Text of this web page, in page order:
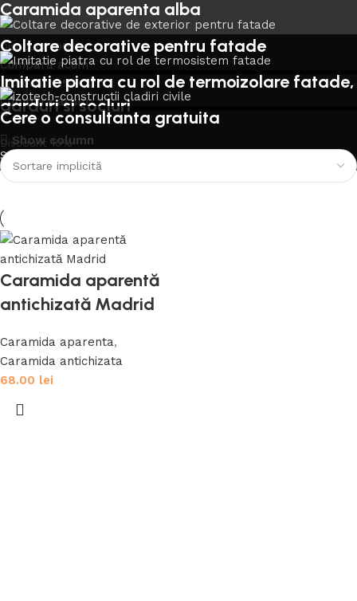
Caramida aparenta alba
Discount 10%
Cumpara acum
Coltare decorative pentru fatade
Discount 10%
Cumpara acum
Imitatie piatra cu rol de termoizolare fatade,
garduri si socluri
Discount 10%
Cumpara acum
Cere o consultanta gratuita
Servicii
Show column
Caramida aparentă
antichizată Madrid
Caramida aparenta,
Caramida antichizata
68.00 lei